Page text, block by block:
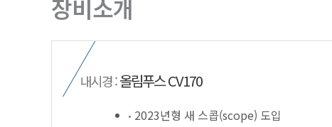
장비소개
내시경 :올림푸스 CV170
2023년형 새 스콥(scope) 도입